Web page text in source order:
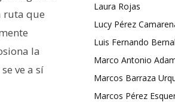
ruta que
la
ve a sí
Laura Rojas
Lucy Pérez
Luis Fernando Bernal
Marco Antonio
Marcos Barraza
Marcos Pérez